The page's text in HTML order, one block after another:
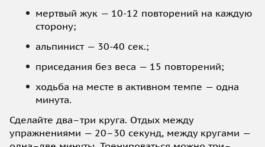
мертвый жук — 10-12 повторений на каждую
сторону;
альпинист — 30-40 сек.;
приседания без веса — 15 повторений;
ходьба на месте в активном темпе — одна
минута.
Сделайте два–три круга. Отдых между
упражнениями — 20–30 секунд, между кругами —